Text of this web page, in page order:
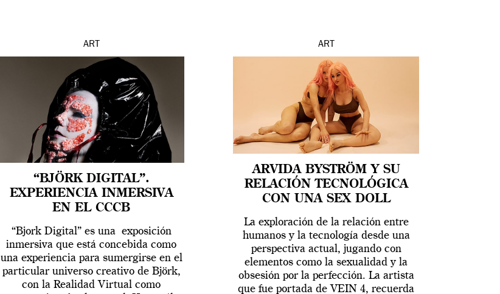
ART
“BJÖRK DIGITAL”.
EXPERIENCIA INMERSIVA
EN EL CCCB
“Bjork Digital” es una exposición
inmersiva que está concebida como
una experiencia para sumergirse en el
particular universo creativo de Björk,
con la Realidad Virtual como
ART
ARVIDA BYSTRÖM Y SU
RELACIÓN TECNOLÓGICA
CON UNA SEX DOLL
La exploración de la relación entre
humanos y la tecnología desde una
perspectiva actual, jugando con
elementos como la sexualidad y la
obsesión por la perfección. La artista
que fue portada de VEIN 4, recuerda